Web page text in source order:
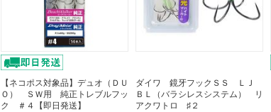
【ネコポス対象品】デュオ（ＤＵ
Ｏ） ＳＷ用 純正トレブルフッ
ク ＃４【即日発送】
ダイワ 鏡牙フックＳＳ ＬＪ
ＢＬ（バラシレスシステム） リ
アクワトロ ♯２